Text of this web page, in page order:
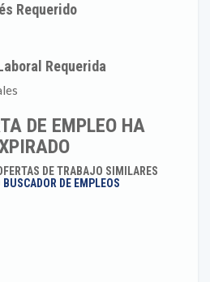
Requerido
Requerida
DE EMPLEO HA
DE TRABAJO SIMILARES
BUSCADOR DE EMPLEOS